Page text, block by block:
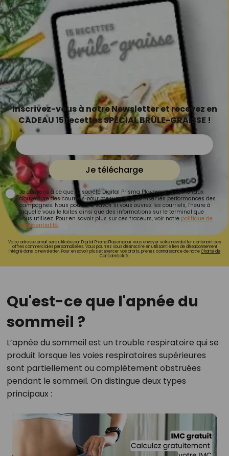
Inscrivez-vous à notre Newsletter et recevez en
CADEAU 15 recettes SPÉCIAL BRÛLE-GRAISSE !
Je télécharge
Je consens à ce que la société Digital Prisma Players analyse le taux
d'ouverture des courriels pour mesurer et optimiser les performances des
campagnes. Nous pourrons savoir si vous ouvrez les courriels, l'heure à
laquelle vous le faites ainsi que des informations sur le terminal que
vous utilisez. Pour en savoir plus sur ces traceurs, voir notre politique de
confidentialité.
Votre adresse email sera utilisée par Digital Prisma Playerspour vous envoyer votre newsletter contenant des
offres commerciales personnalisées. Vous pourrez vous désinscrire en utilisant le lien de désabonnement
intégré dans la newsletter. Pour en savoir plus et exercer vos droits, prenez connaissance de notreCharte de
Confidentialité.
Qu'est-ce que l'apnée du
sommeil ?
L’apnée du sommeil est un trouble respiratoire qui se
produit lorsque les voies respiratoires supérieures
sont partiellement ou complètement obstruées
pendant le sommeil. On distingue deux types
principaux :